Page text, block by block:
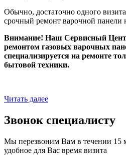
Обычно, достаточно одного
срочный ремонт варочной панели
Внимание! Наш Сервисный
ремонтом газовых варочных
специализируется на ремонте
бытовой техники.
Читать далее
Звонок специалисту
Мы перезвоним Вам в течении 15
удобное для Вас время визита